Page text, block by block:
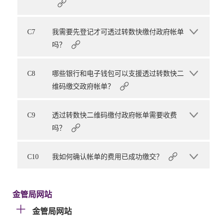
C7
我需要先登记才可透过转数快缴付政府帐单
吗？
C8
哪些银行和电子钱包可以支援透过转数快二
维码缴交政府帐单？
C9
透过转数快二维码缴付政府帐单需要收费
吗？
C10 我如何确认帐单的费用已成功缴交？
金管局网站
金管局网站